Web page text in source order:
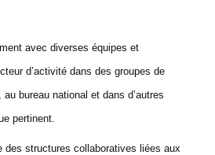
avec diverses équipes et
d’activité dans des groupes de
bureau national et dans d’autres
pertinent.
des structures collaboratives liées aux